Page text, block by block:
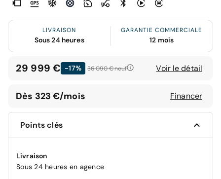
LIVRAISON
Sous 24 heures
GARANTIE COMMERCIALE
12 mois
29 999 € -17% 36 090 €neuf Voir le détail
Dès 323 €/mois Financer
Points clés
Livraison
Sous 24 heures en agence